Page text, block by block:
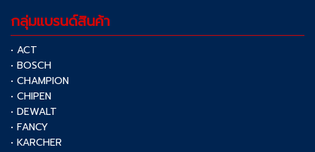
กลุ่มแบรนด์สินค้า
• ACT
• BOSCH
• CHAMPION
• CHIPEN
• DEWALT
• FANCY
• KARCHER